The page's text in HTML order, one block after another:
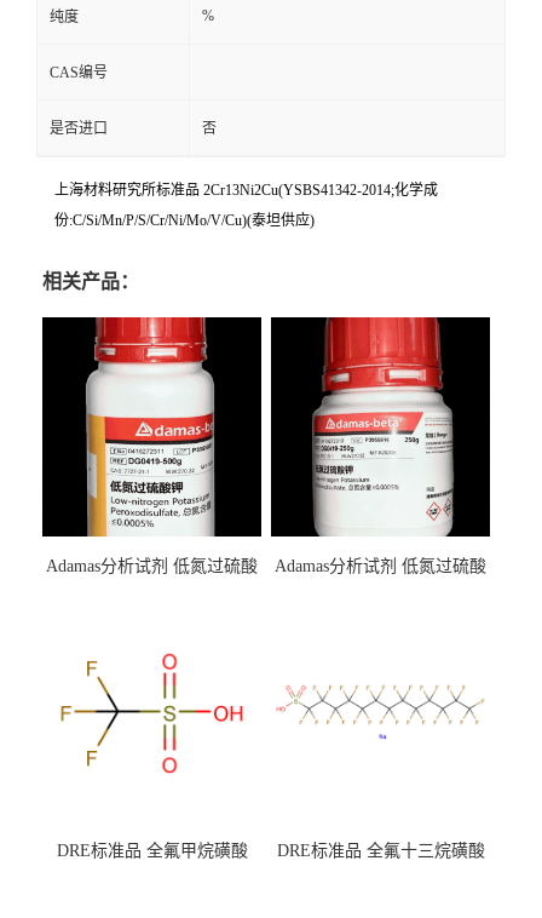
纯度 %
CAS编号
是否进口 否
上海材料研究所标准品 2Cr13Ni2Cu(YSBS41342-2014;化学成
份:C/Si/Mn/P/S/Cr/Ni/Mo/V/Cu)(泰坦供应)
相关产品：
Adamas分析试剂 低氮过硫酸
（泰坦现货供应）
Adamas分析试剂 低氮过硫酸
DRE标准品 全氟甲烷磺酸
DRE标准品 全氟十三烷磺酸